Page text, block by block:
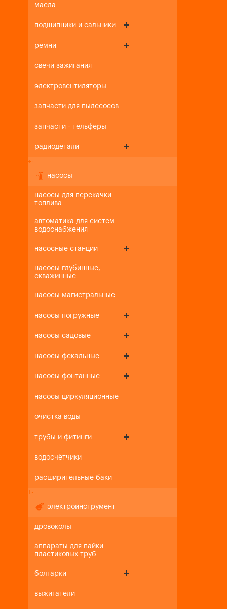
масла
подшипники и сальники
ремни
свечи зажигания
электровентиляторы
запчасти для пылесосов
запчасти - тельферы
радиодетали
+-
насосы
насосы для перекачки
топлива
автоматика для систем
водоснабжения
насосные станции
насосы глубинные,
скважинные
насосы магистральные
насосы погружные
насосы садовые
насосы фекальные
насосы фонтанные
насосы циркуляционные
очистка воды
трубы и фитинги
водосчётчики
расширительные баки
+-
электроинструмент
дровоколы
аппараты для пайки
пластиковых труб
болгарки
выжигатели